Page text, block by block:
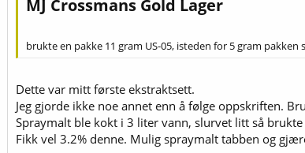
MJ Crossmans Gold Lager​
brukte en pakke 11 gram US-05, isteden for 5 gram pakken
Dette var mitt første ekstraktsett.
Jeg gjorde ikke noe annet enn å følge oppskriften.
Spraymalt ble kokt i 3 liter vann, slurvet litt så
Fikk vel 3.2% denne. Mulig spraymalt tabben og